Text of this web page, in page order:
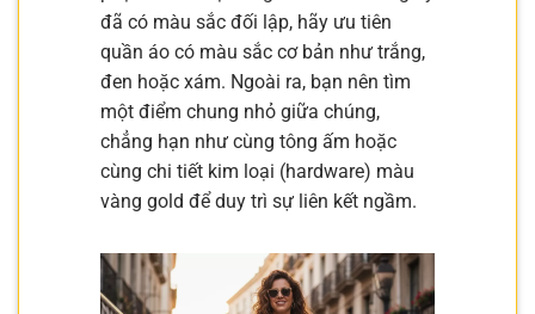
đã có màu sắc đối lập, hãy ưu tiên
quần áo có màu sắc cơ bản như trắng,
đen hoặc xám. Ngoài ra, bạn nên tìm
một điểm chung nhỏ giữa chúng,
chẳng hạn như cùng tông ấm hoặc
cùng chi tiết kim loại (hardware) màu
vàng gold để duy trì sự liên kết ngầm.